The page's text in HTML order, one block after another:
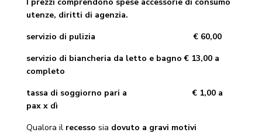
utenze, diritti di agenzia.
servizio di pulizia € 60,00
servizio di biancheria da letto e bagno € 13,00 a
completo
tassa di soggiorno pari a € 1,00 a
pax x dì
Qualora il recesso sia dovuto a gravi motivi